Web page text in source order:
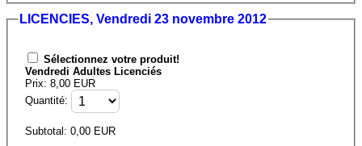
LICENCIES, Vendredi 23 novembre 2012
Sélectionnez votre produit!
Vendredi Adultes Licenciés
Prix: 8,00 EUR
Quantité:
Subtotal: 0,00 EUR